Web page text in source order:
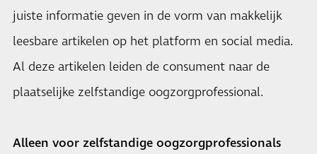
juiste informatie geven in de vorm van makkelijk
leesbare artikelen op het platform en social media.
Al deze artikelen leiden de consument naar de
plaatselijke zelfstandige oogzorgprofessional.
Alleen voor zelfstandige oogzorgprofessionals